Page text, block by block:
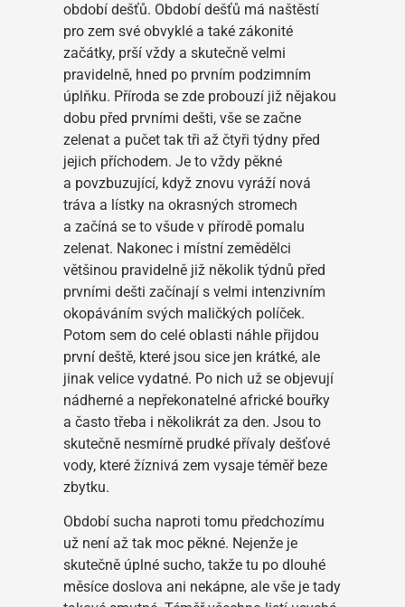
období dešťů. Období dešťů má naštěstí
pro zem své obvyklé a také zákonité
začátky, prší vždy a skutečně velmi
pravidelně, hned po prvním podzimním
úplňku. Příroda se zde probouzí již nějakou
dobu před prvními dešti, vše se začne
zelenat a pučet tak tři až čtyři týdny před
jejich příchodem. Je to vždy pěkné
a povzbuzující, když znovu vyráží nová
tráva a lístky na okrasných stromech
a začíná se to všude v přírodě pomalu
zelenat. Nakonec i místní zemědělci
většinou pravidelně již několik týdnů před
prvními dešti začínají s velmi intenzivním
okopáváním svých maličkých políček.
Potom sem do celé oblasti náhle přijdou
první deště, které jsou sice jen krátké, ale
jinak velice vydatné. Po nich už se objevují
nádherné a nepřekonatelné africké bouřky
a často třeba i několikrát za den. Jsou to
skutečně nesmírně prudké přívaly dešťové
vody, které žíznivá zem vysaje téměř beze
zbytku.
Období sucha naproti tomu předchozímu
už není až tak moc pěkné. Nejenže je
skutečně úplné sucho, takže tu po dlouhé
měsíce doslova ani nekápne, ale vše je tady